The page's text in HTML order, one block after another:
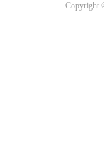
Copyright